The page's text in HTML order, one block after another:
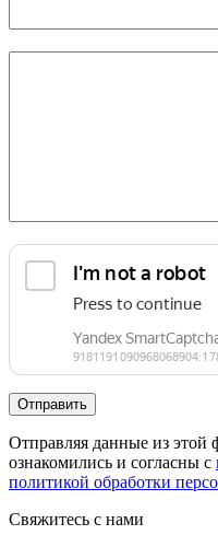
Отправляя данные из
ознакомились и согласны с
политикой обработки
Свяжитесь с нами